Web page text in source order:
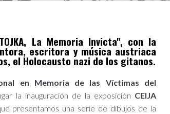
La Memoria Invicta", con la
escritora y música austriaca
el Holocausto nazi de los gitanos.
en Memoria de las Víctimas del
la inauguración de la exposición CEIJA
presentamos una serie de dibujos de la